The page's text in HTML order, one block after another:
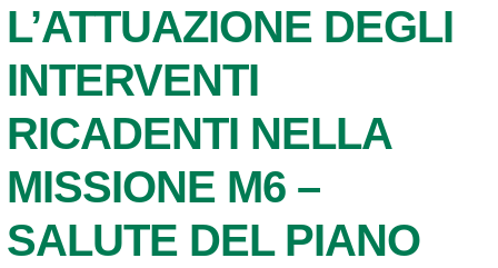
L’ATTUAZIONE DEGLI
INTERVENTI
RICADENTI NELLA
MISSIONE M6 –
SALUTE DEL PIANO